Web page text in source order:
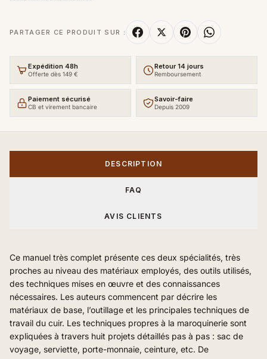
PARTAGER CE PRODUIT SUR :
Expédition 48h
Offerte dès 149 €
Retour 14 jours
Remboursement
Paiement sécurisé
CB et virement bancaire
Savoir-faire
Depuis 2009
DESCRIPTION
FAQ
AVIS CLIENTS
Ce manuel très complet présente ces deux spécialités, très
proches au niveau des matériaux employés, des outils utilisés,
des techniques mises en œuvre et des connaissances
nécessaires. Les auteurs commencent par décrire les
matériaux de base, l’outillage et les principales techniques de
travail du cuir. Les techniques propres à la maroquinerie sont
expliquées à travers huit projets détaillés pas à pas : sac de
voyage, serviette, porte-monnaie, ceinture, etc. De